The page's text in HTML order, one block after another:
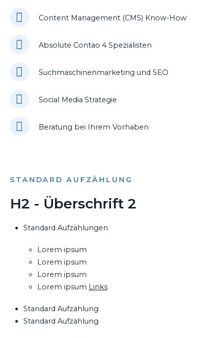
Content Management (CMS) Know-How
Absolute Contao 4 Spezialisten
Suchmaschinenmarketing und SEO
Social Media Strategie
Beratung bei Ihrem Vorhaben
STANDARD AUFZÄHLUNG
H2 - Überschrift 2
Standard Aufzählungen
Lorem ipsum
Lorem ipsum
Lorem ipsum
Lorem ipsum Links
Standard Aufzählung
Standard Aufzählung